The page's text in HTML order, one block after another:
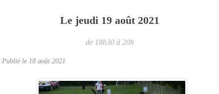
Le jeudi 19 août 2021
de 18h30 à 20h
Publié le 18 août 2021